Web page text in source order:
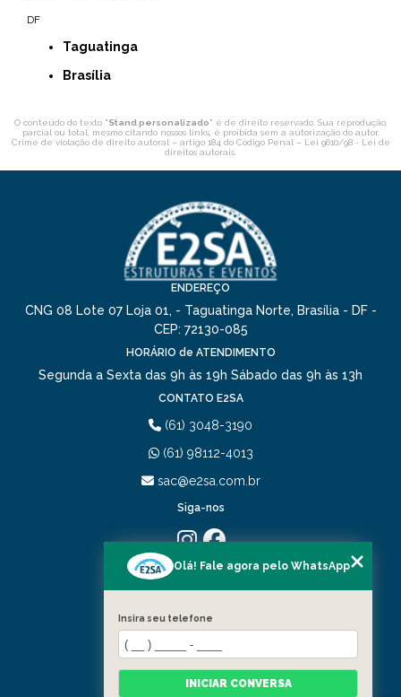
DF
Taguatinga
Brasília
O conteúdo do texto "Stand personalizado" é de direito reservado. Sua reprodução,
parcial ou total, mesmo citando nossos links, é proibida sem a autorização do autor.
Crime de violação de direito autoral – artigo 184 do Código Penal – Lei 9610/98 - Lei de
direitos autorais
ENDEREÇO
CNG 08 Lote 07 Loja 01, - Taguatinga Norte, Brasília - DF -
CEP: 72130-085
HORÁRIO de ATENDIMENTO
Segunda a Sexta das 9h às 19h Sábado das 9h às 13h
CONTATO E2SA
(61) 3048-3190
(61) 98112-4013
sac@e2sa.com.br
Siga-nos
MENU
QUEM SOMOS
PORTIFÓLIO
SERVIÇOS
CONTATO
CATEGORIAS
Olá! Fale agora pelo WhatsApp
Insira seu telefone
INICIAR CONVERSA